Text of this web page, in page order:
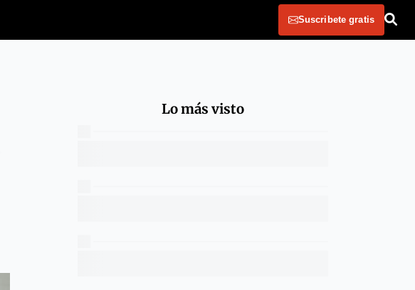
Suscribete gratis
Lo más visto